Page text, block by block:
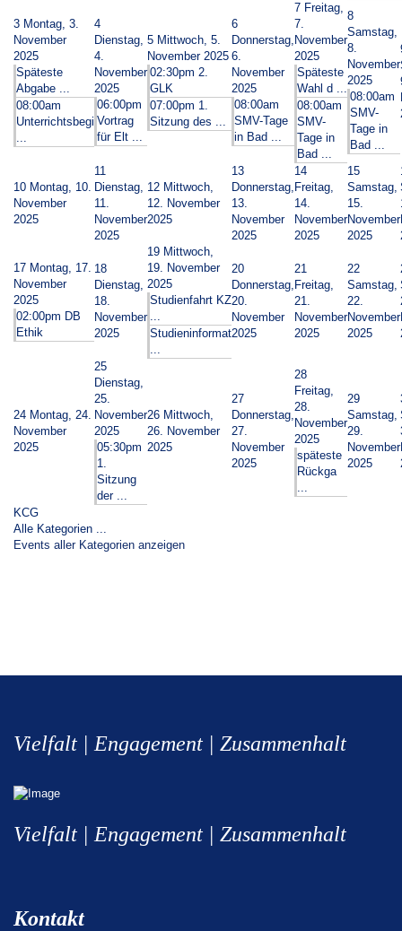
3 Montag, 3.
November
2025
Späteste
Abgabe ...
08:00am
Unterrichtsbegi
...
4
Dienstag,
4.
November
2025
06:00pm
Vortrag
für Elt ...
5 Mittwoch, 5.
November 2025
02:30pm 2.
GLK
07:00pm 1.
Sitzung des ...
6
Donnerstag,
6.
November
2025
08:00am
SMV-Tage
in Bad ...
7 Freitag,
7.
November
2025
Späteste
Wahl d ...
08:00am
SMV-
Tage in
Bad ...
8
Samstag,
8.
November
2025
08:00am
SMV-
Tage in
Bad ...
10 Montag, 10.
November
2025
11
Dienstag,
11.
November
2025
12 Mittwoch,
12. November
2025
13
Donnerstag,
13.
November
2025
14
Freitag,
14.
November
2025
15
Samstag,
15.
November
2025
17 Montag, 17.
November
2025
02:00pm DB
Ethik
18
Dienstag,
18.
November
2025
19 Mittwoch,
19. November
2025
Studienfahrt KZ
...
Studieninformat
...
20
Donnerstag,
20.
November
2025
21
Freitag,
21.
November
2025
22
Samstag,
22.
November
2025
24 Montag, 24.
November
2025
25
Dienstag,
25.
November
2025
05:30pm
1.
Sitzung
der ...
26 Mittwoch,
26. November
2025
27
Donnerstag,
27.
November
2025
28
Freitag,
28.
November
2025
späteste
Rückga
...
29
Samstag,
29.
November
2025
KCG
Alle Kategorien ...
Events aller Kategorien anzeigen
Vielfalt | Engagement | Zusammenhalt
Vielfalt | Engagement | Zusammenhalt
Kontakt